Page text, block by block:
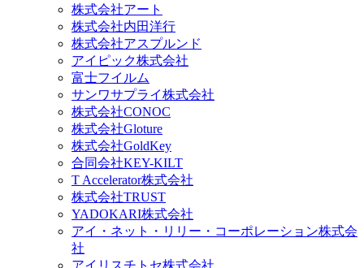
株式会社アート
株式会社内田洋行
株式会社アスプルンド
アイピック株式会社
富士フイルム
サンワサプライ株式会社
株式会社CONOC
株式会社Gloture
株式会社GoldKey
合同会社KEY-KILT
T Accelerator株式会社
株式会社TRUST
YADOKARI株式会社
アイ・ネット・リリー・コーポレーション株式会
社
アイリスチトセ株式会社